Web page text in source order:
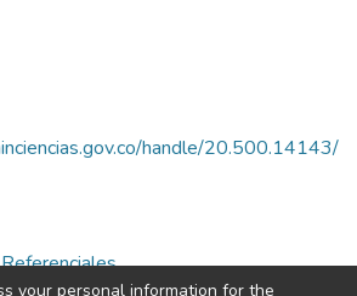
handle/20.500.14143/
your personal information for the